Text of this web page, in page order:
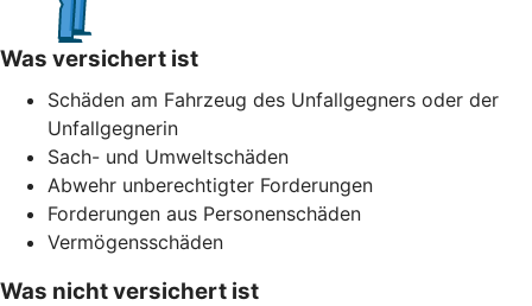
Was versichert ist
Schäden am Fahrzeug des Unfallgegners oder der
Unfallgegnerin
Sach- und Umweltschäden
Abwehr unberechtigter Forderungen
Forderungen aus Personenschäden
Vermögensschäden
Was nicht versichert ist